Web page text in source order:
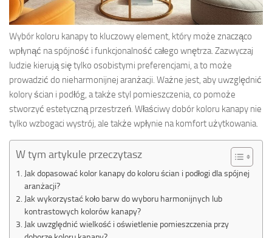
Wybór koloru kanapy to kluczowy element, który może znacząco
wpłynąć na spójność i funkcjonalność całego wnętrza. Zazwyczaj
ludzie kierują się tylko osobistymi preferencjami, a to może
prowadzić do nieharmonijnej aranżacji. Ważne jest, aby uwzględnić
kolory ścian i podłóg, a także styl pomieszczenia, co pomoże
stworzyć estetyczną przestrzeń. Właściwy dobór koloru kanapy nie
tylko wzbogaci wystrój, ale także wpłynie na komfort użytkowania.
W tym artykule przeczytasz
Jak dopasować kolor kanapy do koloru ścian i podłogi dla spójnej
aranżacji?
Jak wykorzystać koło barw do wyboru harmonijnych lub
kontrastowych kolorów kanapy?
Jak uwzględnić wielkość i oświetlenie pomieszczenia przy